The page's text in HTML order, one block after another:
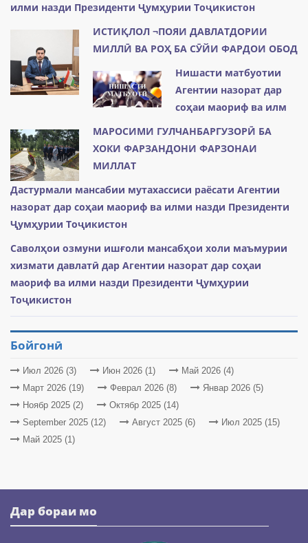
илми назди Президенти Ҷумҳурии Тоҷикистон
ИСТИҚЛОЛ ¬ПОЯИ ДАВЛАТДОРИИ
МИЛЛӢ ВА РОҲ БА СӮЙИ ФАРДОИ ОБОД
Нишасти матбуотии
Агентии назорат дар
соҳаи маориф ва илм
МАРОСИМИ ГУЛЧАНБАРГУЗОРӢ БА
ХОКИ ФАРЗАНДОНИ ФАРЗОНАИ
МИЛЛАТ
Дастурмали мансабии мутахассиси раёсати Агентии
назорат дар соҳаи маориф ва илми назди Президенти
Ҷумҳурии Тоҷикистон
Саволҳои озмуни ишғоли мансабҳои холи маъмурии
хизмати давлатӣ дар Агентии назорат дар соҳаи
маориф ва илми назди Президенти Ҷумҳурии
Тоҷикистон
Бойгонӣ
Июл 2026 (3) Июн 2026 (1)
Май 2026 (4)
Март 2026 (19)
Феврал 2026 (8)
Январ 2026 (5)
Ноябр 2025 (2)
Октябр 2025 (14)
September 2025 (12)
Август 2025 (6)
Июл 2025 (15)
Май 2025 (1)
Дар бораи мо